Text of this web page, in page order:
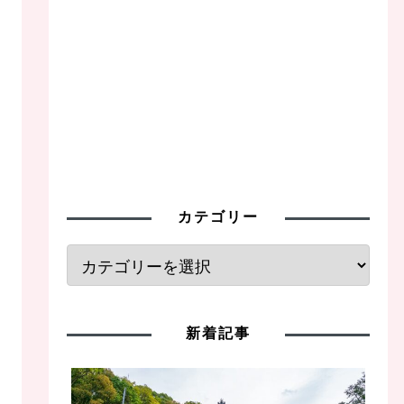
カテゴリー
新着記事